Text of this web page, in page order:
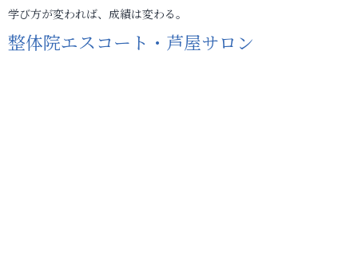
学び方が変われば、成績は変わる。
整体院エスコート・芦屋サロン